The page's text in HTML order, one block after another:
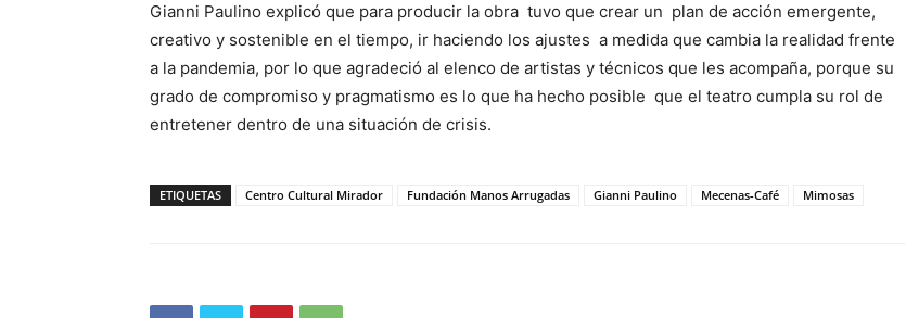
Gianni Paulino explicó que para producir la obra tuvo que crear un plan de acción emergente,
creativo y sostenible en el tiempo, ir haciendo los ajustes a medida que cambia la realidad frente
a la pandemia, por lo que agradeció al elenco de artistas y técnicos que les acompaña, porque su
grado de compromiso y pragmatismo es lo que ha hecho posible que el teatro cumpla su rol de
entretener dentro de una situación de crisis.
ETIQUETAS Centro Cultural Mirador Fundación Manos Arrugadas Gianni Paulino Mecenas-Café Mimosas